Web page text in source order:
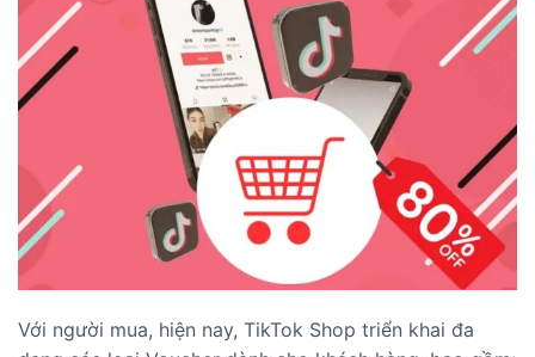
Với người mua, hiện nay, TikTok Shop triển khai đa